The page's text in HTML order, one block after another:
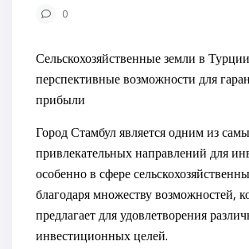
0
Сельскохозяйственные земли в
перспективные возможности для
прибыли
Город Стамбул является одним из
привлекательных направлений для
особенно в сфере
благодаря множеству возможностей,
предлагает для удовлетворения
инвестиционных целей.